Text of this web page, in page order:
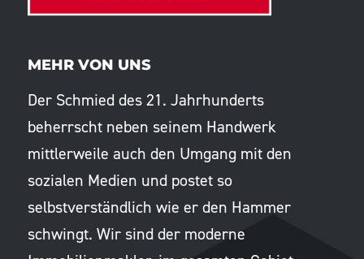
MEHR VON UNS
Der Schmied des 21. Jahrhunderts
beherrscht neben seinem Handwerk
mittlerweile auch den Umgang mit den
sozialen Medien und postet so
selbstverständlich wie er den Hammer
schwingt. Wir sind der moderne